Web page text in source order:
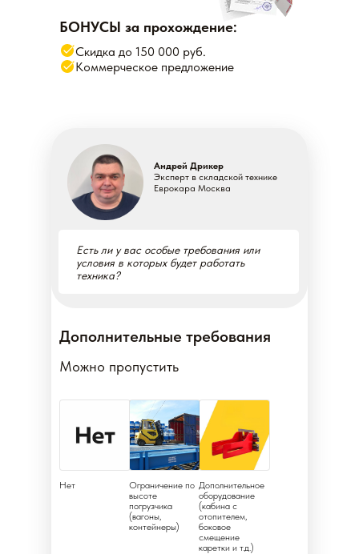
Скидка до 150 000 руб.
Коммерческое предложение
БОНУСЫ за прохождение:
Нет
Ограничение по
высоте
погрузчика
(вагоны,
контейнеры)
Дополнительное
оборудование
(кабина с
отопителем,
боковое
смещение
каретки и т.д.)
Дополнительные требования
Андрей Дрикер
Эксперт в складской технике
Еврокара Москва
Есть ли у вас особые требования или
условия в которых будет работать
техника?
Можно пропустить